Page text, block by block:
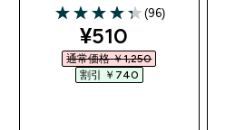
4.34 out of 5 stars
(96)
discounted price
¥510‎
通常価格 ￥1,250‎
割引 ￥740‎